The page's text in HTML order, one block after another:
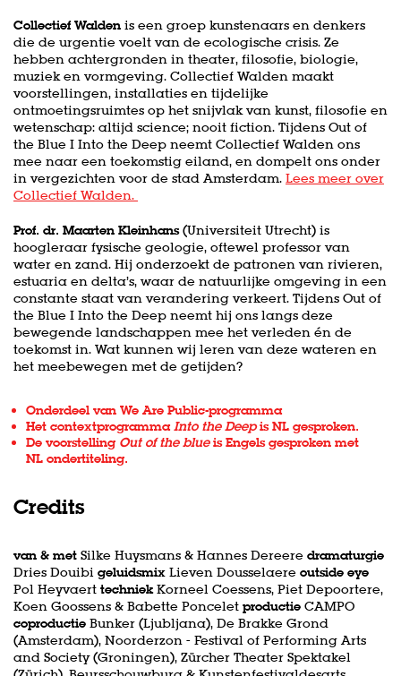
Collectief Walden is een groep kunstenaars en denkers
die de urgentie voelt van de ecologische crisis. Ze
hebben achtergronden in theater, filosofie, biologie,
muziek en vormgeving. Collectief Walden maakt
voorstellingen, installaties en tijdelijke
ontmoetingsruimtes op het snijvlak van kunst, filosofie en
wetenschap: altijd science; nooit fiction. Tijdens Out of
the Blue I Into the Deep neemt Collectief Walden ons
mee naar een toekomstig eiland, en dompelt ons onder
in vergezichten voor de stad Amsterdam. Lees meer over
Collectief Walden.
Prof. dr. Maarten Kleinhans(Universiteit Utrecht) is
hoogleraar fysische geologie, oftewel professor van
water en zand. Hij onderzoekt de patronen van rivieren,
estuaria en delta’s, waar de natuurlijke omgeving in een
constante staat van verandering verkeert. Tijdens Out of
the Blue I Into the Deep neemt hij ons langs deze
bewegende landschappen mee het verleden én de
toekomst in. Wat kunnen wij leren van deze wateren en
het meebewegen met de getijden?
Onderdeel van We Are Public-programma
Het contextprogramma Into the Deepis NL gesproken.
De voorstelling Out of the blueis Engels gesproken met
NL ondertiteling.
Credits
van & met Silke Huysmans & Hannes Dereere dramaturgie
Dries Douibi geluidsmix Lieven Dousselaere outside eye
Pol Heyvaert techniekKorneel Coessens, Piet Depoortere,
Koen Goossens & Babette Poncelet productie CAMPO
coproductie Bunker (Ljubljana), De Brakke Grond
(Amsterdam), Noorderzon - Festival of Performing Arts
and Society (Groningen), Zürcher Theater Spektakel